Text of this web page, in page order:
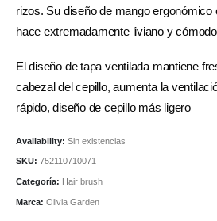
rizos. Su diseño de mango ergonómico
hace extremadamente liviano y
El diseño de tapa ventilada mantiene
cabezal del cepillo, aumenta la
rápido, diseño de cepillo más ligero
Availability: Sin existencias
SKU: 752110710071
Categoría: Hair brush
Marca: Olivia Garden